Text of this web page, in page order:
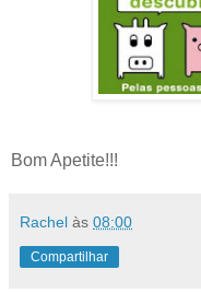
Bom Apetite!!!
Rachel às 08:00
Compartilhar